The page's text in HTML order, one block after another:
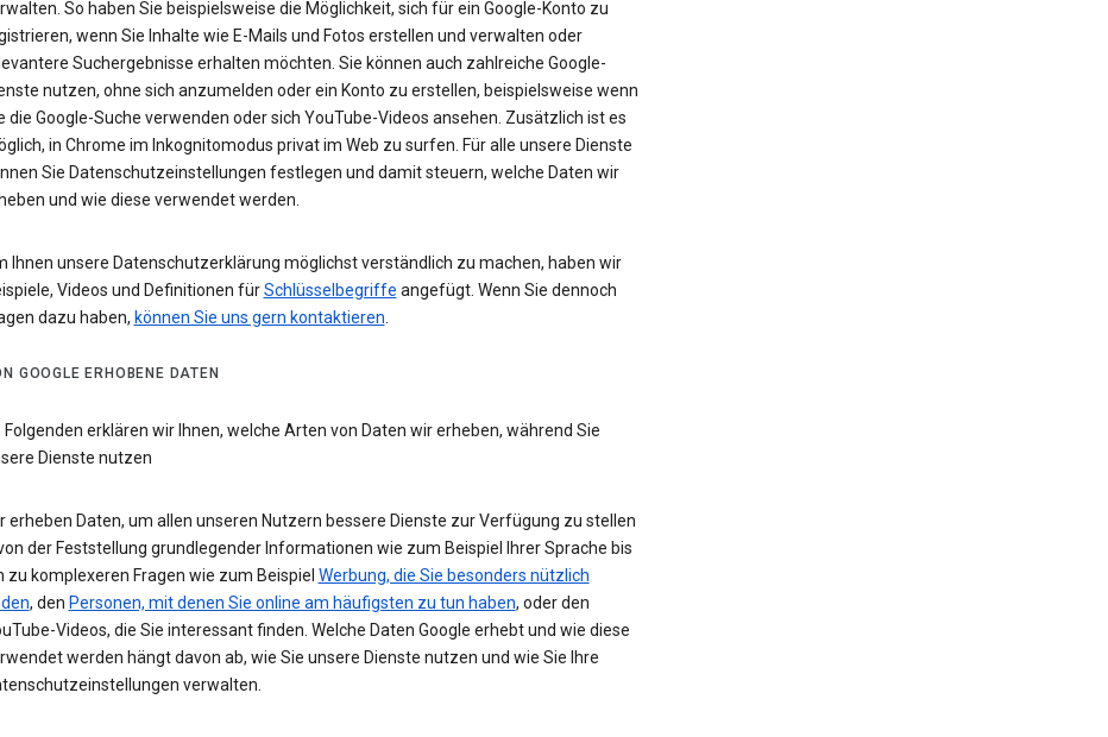
So haben Sie beispielsweise die Möglichkeit, sich für ein Google-Konto zu
wenn Sie Inhalte wie E-Mails und Fotos erstellen und verwalten oder
Suchergebnisse erhalten möchten. Sie können auch zahlreiche Google-
nutzen, ohne sich anzumelden oder ein Konto zu erstellen, beispielsweise wenn
die Google-Suche verwenden oder sich YouTube-Videos ansehen. Zusätzlich ist es
in Chrome im Inkognitomodus privat im Web zu surfen. Für alle unsere Dienste
Sie Datenschutzeinstellungen festlegen und damit steuern, welche Daten wir
und wie diese verwendet werden.
Ihnen unsere Datenschutzerklärung möglichst verständlich zu machen, haben wir
Videos und Definitionen fürSchlüsselbegriffe angefügt. Wenn Sie dennoch
dazu haben, können Sie uns gern kontaktieren.
GOOGLE ERHOBENE DATEN
Folgenden erklären wir Ihnen, welche Arten von Daten wir erheben, während Sie
Dienste nutzen
erheben Daten, um allen unseren Nutzern bessere Dienste zur Verfügung zu stellen
der Feststellung grundlegender Informationen wie zum Beispiel Ihrer Sprache bis
zu komplexeren Fragen wie zum Beispiel Werbung, die Sie besonders nützlich
, den Personen, mit denen Sie online am häufigsten zu tun haben, oder den
Videos, die Sie interessant finden. Welche Daten Google erhebt und wie diese
werden hängt davon ab, wie Sie unsere Dienste nutzen und wie Sie Ihre
verwalten.